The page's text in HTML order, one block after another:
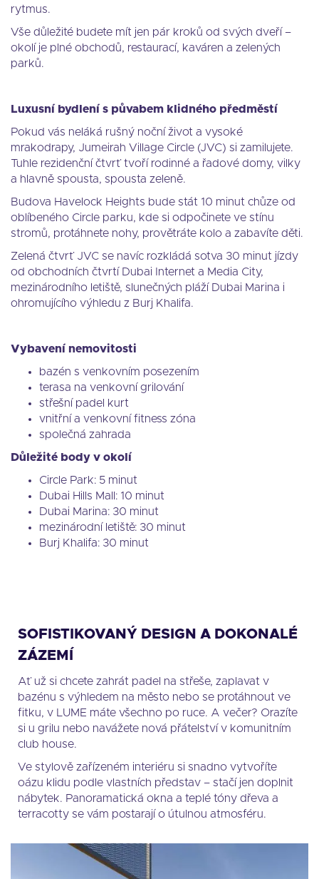
rytmus.
Vše důležité budete mít jen pár kroků od svých dveří –
okolí je plné obchodů, restaurací, kaváren a zelených
parků.
Luxusní bydlení s půvabem klidného předměstí
Pokud vás neláká rušný noční život a vysoké
mrakodrapy, Jumeirah Village Circle (JVC) si zamilujete.
Tuhle rezidenční čtvrť tvoří rodinné a řadové domy, vilky
a hlavně spousta, spousta zeleně.
Budova Havelock Heights bude stát 10 minut chůze od
oblíbeného Circle parku, kde si odpočinete ve stínu
stromů, protáhnete nohy, provětráte kolo a zabavíte děti.
Zelená čtvrť JVC se navíc rozkládá sotva 30 minut jízdy
od obchodních čtvrtí Dubai Internet a Media City,
mezinárodního letiště, slunečných pláží Dubai Marina i
ohromujícího výhledu z Burj Khalifa.
Vybavení nemovitosti
bazén s venkovním posezením
terasa na venkovní grilování
střešní padel kurt
vnitřní a venkovní fitness zóna
společná zahrada
Důležité body v okolí
Circle Park: 5 minut
Dubai Hills Mall: 10 minut
Dubai Marina: 30 minut
mezinárodní letiště: 30 minut
Burj Khalifa: 30 minut
SOFISTIKOVANÝ DESIGN A DOKONALÉ
ZÁZEMÍ
Ať už si chcete zahrát padel na střeše, zaplavat v
bazénu s výhledem na město nebo se protáhnout ve
fitku, v LUME máte všechno po ruce. A večer? Orazíte
si u grilu nebo navážete nová přátelství v komunitním
club house.
Ve stylově zařízeném interiéru si snadno vytvoříte
oázu klidu podle vlastních představ – stačí jen doplnit
nábytek. Panoramatická okna a teplé tóny dřeva a
terracotty se vám postarají o útulnou atmosféru.